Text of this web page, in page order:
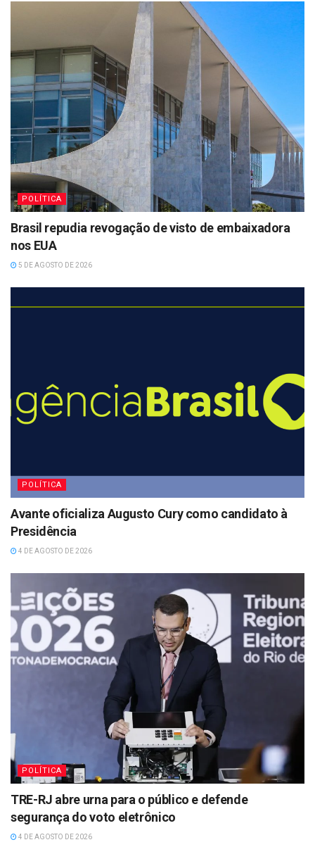
POLÍTICA
Brasil repudia revogação de visto de embaixadora
nos EUA
5 DE AGOSTO DE 2026
POLÍTICA
Avante oficializa Augusto Cury como candidato à
Presidência
4 DE AGOSTO DE 2026
POLÍTICA
TRE-RJ abre urna para o público e defende
segurança do voto eletrônico
4 DE AGOSTO DE 2026